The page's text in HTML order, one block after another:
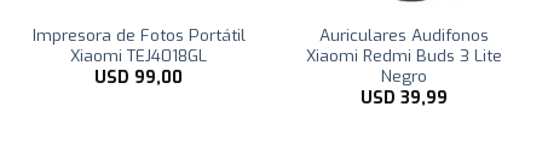
Impresora de Fotos Portátil
Xiaomi TEJ4018GL
USD 99,00
Auriculares Audifonos
Xiaomi Redmi Buds 3 Lite
Negro
USD 39,99